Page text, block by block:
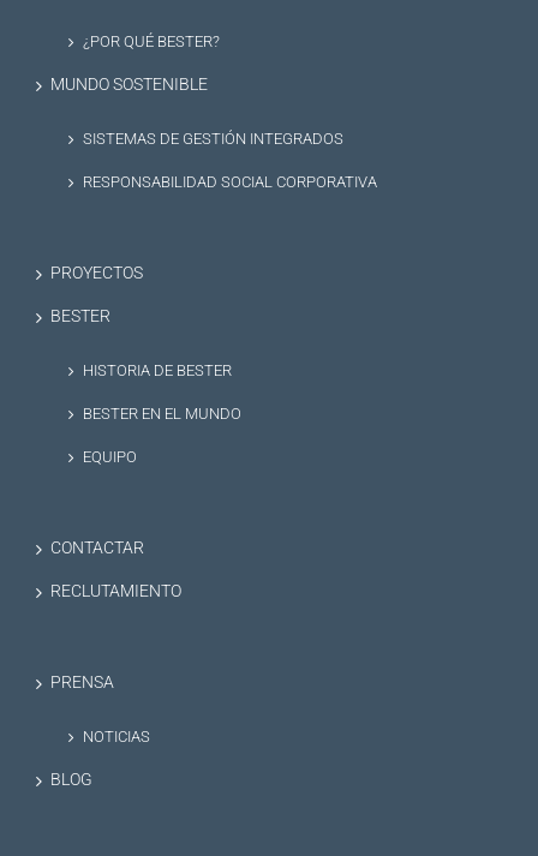
¿POR QUÉ BESTER?
MUNDO SOSTENIBLE
SISTEMAS DE GESTIÓN INTEGRADOS
RESPONSABILIDAD SOCIAL CORPORATIVA
PROYECTOS
BESTER
HISTORIA DE BESTER
BESTER EN EL MUNDO
EQUIPO
CONTACTAR
RECLUTAMIENTO
PRENSA
NOTICIAS
BLOG